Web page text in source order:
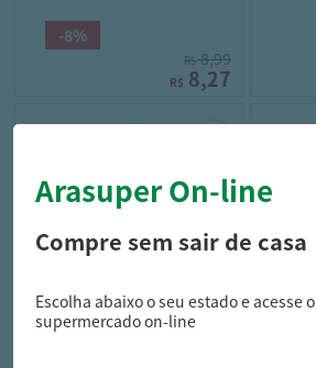
-8%
R$8,99
R$ 8,27
sferrie
Agua Mineral Sferrie Pet S/ Gas
Arasuper On-line
Compre sem sair de casa
Escolha abaixo o seu estado e acesse o
supermercado on-line